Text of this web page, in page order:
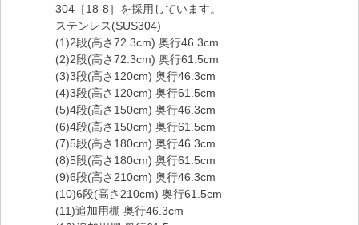
304［18-8］を採用しています。
ステンレス(SUS304)
(1)2段(高さ72.3cm) 奥行46.3cm
(2)2段(高さ72.3cm) 奥行61.5cm
(3)3段(高さ120cm) 奥行46.3cm
(4)3段(高さ120cm) 奥行61.5cm
(5)4段(高さ150cm) 奥行46.3cm
(6)4段(高さ150cm) 奥行61.5cm
(7)5段(高さ180cm) 奥行46.3cm
(8)5段(高さ180cm) 奥行61.5cm
(9)6段(高さ210cm) 奥行46.3cm
(10)6段(高さ210cm) 奥行61.5cm
(11)追加用棚 奥行46.3cm